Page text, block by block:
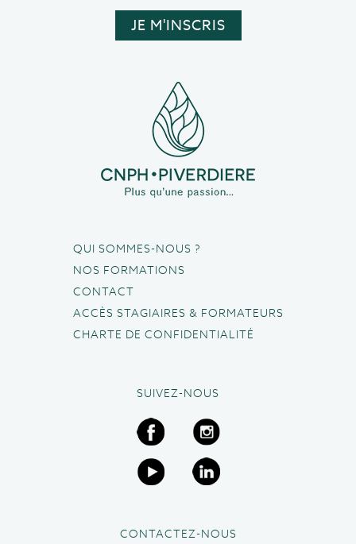
QUI SOMMES-NOUS ?
NOS FORMATIONS
CONTACT
ACCÈS STAGIAIRES & FORMATEURS
CHARTE DE CONFIDENTIALITÉ
SUIVEZ-NOUS
CONTACTEZ-NOUS